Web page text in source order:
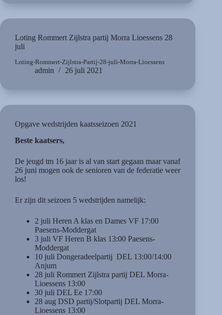
Loting Rommert Zijlstra partij Morra Lioessens 28
juli
Loting-Rommert-Zijlstra-Partij-28-juli-Morra-Lioessens
admin 26 juli 2021
Opgave wedstrijden kaatsseizoen 2021
Beste kaatsers,
De jeugd tm 16 jaar is al van start gegaan maar vanaf
26 juni mogen ook de senioren van de federatie weer
los!
Er zijn dit seizoen 5 wedstrijden namelijk:
2 juli Heren A klas en Dames VF 17:00
Paesens-Moddergat
3 juli VF Heren B klas 13:00 Paesens-
Moddergat
10 juli Dongeradeelpartij DEL 13:00/14:00
Anjum
28 juli Rommert Zijlstra partij DEL Morra-
Lioessens 13:00
30 juli DEL Ee 17:00
28 aug DSD partij/Slotpartij DEL Morra-
Lioessens 13:00